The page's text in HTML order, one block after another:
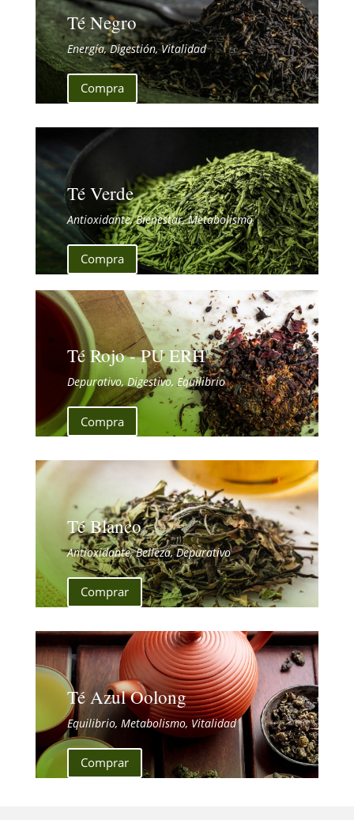
Té Negro
Energía, Digestión, Vitalidad
Compra
Té Verde
Antioxidante, Bienestar, Metabolismo
Compra
Té Rojo - PU ERH
Depurativo, Digestivo, Equilibrio
Compra
Té Blanco
Antioxidante, Belleza, Depurativo
Comprar
Té Azul Oolong
Equilibrio, Metabolismo, Vitalidad
Comprar